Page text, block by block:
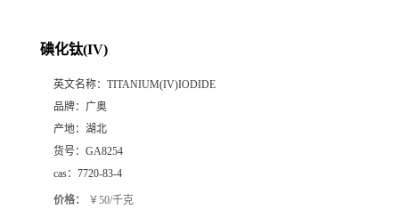
碘化钛(IV)
英文名称： TITANIUM(IV)IODIDE
品牌： 广奥
产地： 湖北
货号： GA8254
cas： 7720-83-4
价格： ￥50/千克